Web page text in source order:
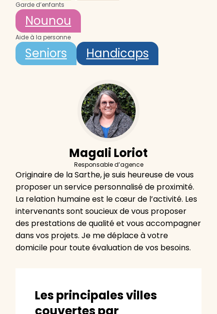
Garde d’enfants
Nounou
Aide à la personne
Seniors Handicaps
Magali Loriot
Responsable d’agence
Originaire de la Sarthe, je suis heureuse de vous
proposer un service personnalisé de proximité.
La relation humaine est le cœur de l’activité. Les
intervenants sont soucieux de vous proposer
des prestations de qualité et vous accompagner
dans vos projets. Je me déplace à votre
domicile pour toute évaluation de vos besoins.
Les principales villes